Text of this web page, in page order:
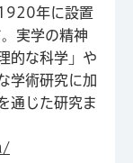
年に設置
実学の精神
的な科学」や
学術研究に加
通じた研究ま